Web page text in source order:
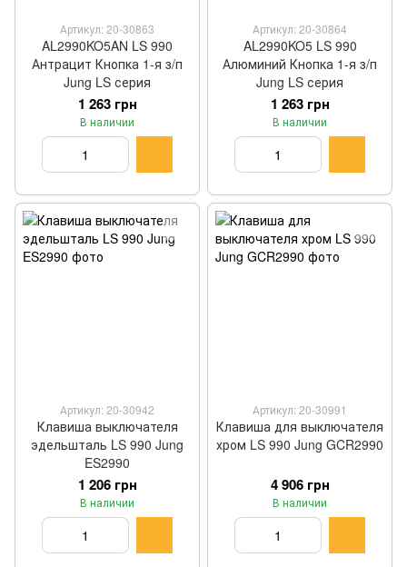
Артикул: 20-30863
AL2990KO5AN LS 990
Антрацит Кнопка 1-я з/п
Jung LS серия
1 263 грн
В наличии
Артикул: 20-30864
AL2990KO5 LS 990
Алюминий Кнопка 1-я з/п
Jung LS серия
1 263 грн
В наличии
Артикул: 20-30942
Клавиша выключателя
эдельшталь LS 990 Jung
ES2990
1 206 грн
В наличии
Артикул: 20-30991
Клавиша для выключателя
хром LS 990 Jung GCR2990
4 906 грн
В наличии